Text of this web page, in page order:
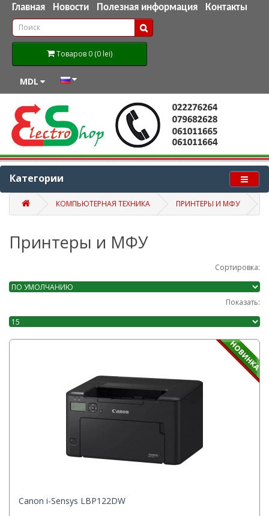
Главная Новости Полезная информация Контакты
Товаров 0 (0 lei)
MDL
Категории
КОМПЬЮТЕРНАЯ ТЕХНИКА ПРИНТЕРЫ И МФУ
Принтеры и МФУ
Сортировка:
Показать:
Canon i-Sensys LBP122DW